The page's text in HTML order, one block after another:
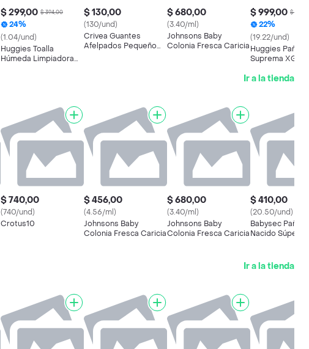
$ 299,00 $ 394,00
24%
(1.04/und)
Huggies Toalla
Húmeda Limpiadora
$ 130,00
(130/und)
Crivea Guantes
Afelpados Pequeño
$ 680,00
(3.40/ml)
Johnsons Baby
Colonia Fresca Caricia
$ 999,00 $
22%
(19.22/und)
Huggies Pañal
Suprema XG
Ir a la tienda
$ 740,00
(740/und)
Crotus10
$ 456,00
(4.56/ml)
Johnsons Baby
Colonia Fresca Caricia
$ 680,00
(3.40/ml)
Johnsons Baby
Colonia Fresca Caricia
$ 410,00
(20.50/und)
Babysec Pañal
Nacido Súper
Ir a la tienda